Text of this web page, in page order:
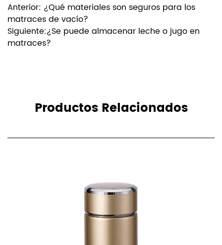
Anterior: ¿Qué materiales son seguros para los
matraces de vacío?
Siguiente:¿Se puede almacenar leche o jugo en
matraces?
Productos Relacionados